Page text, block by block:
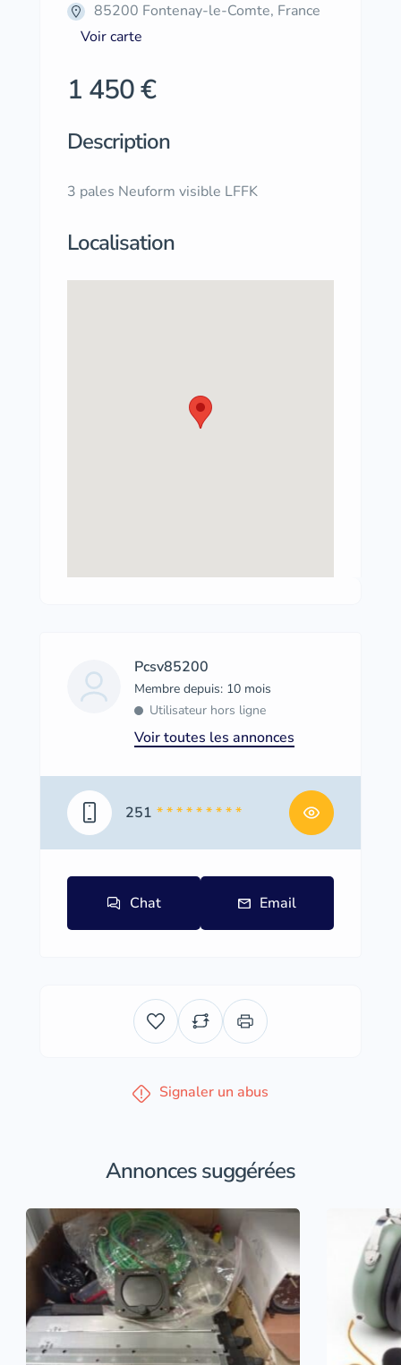
85200 Fontenay-le-Comte, France
Voir carte
1 450 €
Description
3 pales Neuform visible LFFK
Localisation
Pcsv85200
Membre depuis: 10 mois
Utilisateur hors ligne
Voir toutes les annonces
251 * * * * * * * * *
Chat Email
Signaler un abus
Annonces suggérées